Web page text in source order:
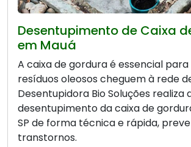
Desentupimento de Caixa
em Mauá
A caixa de gordura é essencial
resíduos oleosos cheguem à rede
Desentupidora Bio Soluções realiza
desentupimento da caixa de
SP de forma técnica e rápida,
transtornos.